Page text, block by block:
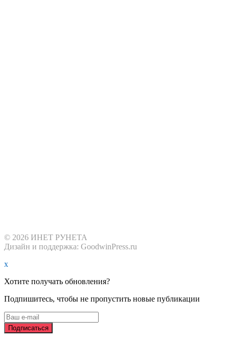
© 2026 ИНЕТ РУНЕТА
Дизайн и поддержка: GoodwinPress.ru
x
Хотите получать обновления?
Подпишитесь, чтобы не пропустить новые публикации